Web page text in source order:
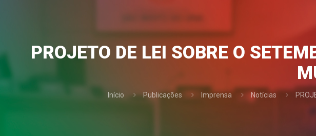
PROJETO DE LEI SOBRE O
Início Publicações Imprensa Notícias